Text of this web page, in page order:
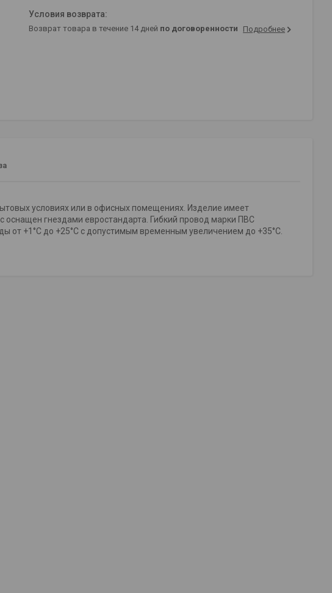
возврат товара в течение 14 дней по договоренности Подробнее
условиях или в офисных помещениях. Изделие имеет
оснащен гнездами евростандарта. Гибкий провод марки ПВС
от +1°С до +25°С с допустимым временным увеличением до +35°С.